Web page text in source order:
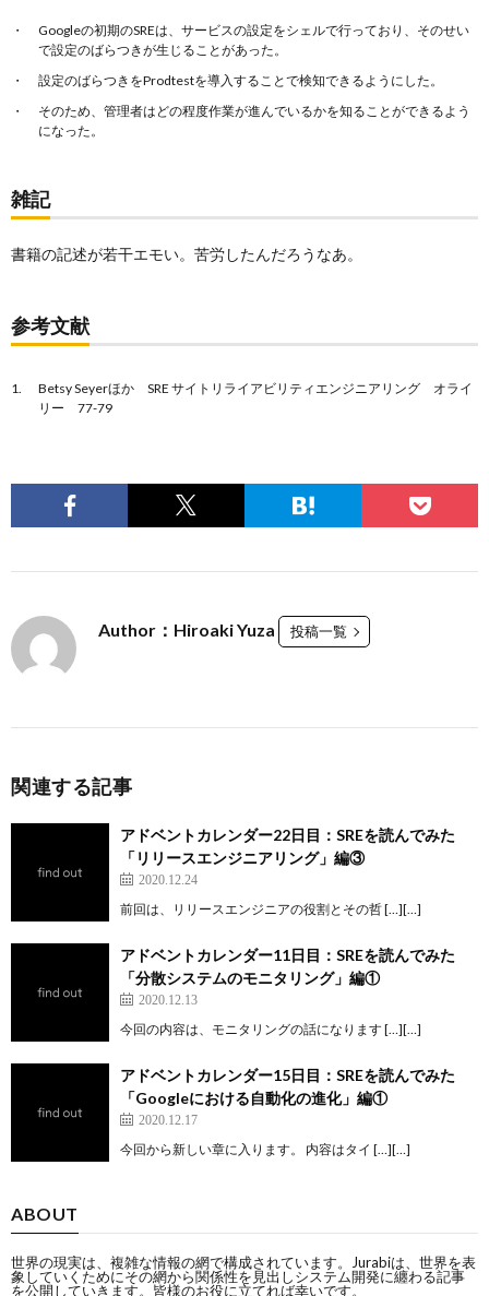
Googleの初期のSREは、サービスの設定をシェルで行っており、そのせい
で設定のばらつきが生じることがあった。
設定のばらつきをProdtestを導入することで検知できるようにした。
そのため、管理者はどの程度作業が進んでいるかを知ることができるよう
になった。
雑記
書籍の記述が若干エモい。苦労したんだろうなあ。
参考文献
Betsy Seyerほか SRE サイトリライアビリティエンジニアリング オライ
リー 77-79
Author：Hiroaki Yuza 投稿一覧
関連する記事
アドベントカレンダー22日目：SREを読んでみた
「リリースエンジニアリング」編③
2020.12.24
前回は、リリースエンジニアの役割とその哲 […][…]
アドベントカレンダー11日目：SREを読んでみた
「分散システムのモニタリング」編①
2020.12.13
今回の内容は、モニタリングの話になります […][…]
アドベントカレンダー15日目：SREを読んでみた
「Googleにおける自動化の進化」編①
2020.12.17
今回から新しい章に入ります。 内容はタイ […][…]
ABOUT
世界の現実は、複雑な情報の網で構成されています。Jurabiは、世界を表
象していくためにその網から関係性を見出しシステム開発に纏わる記事
を公開していきます。皆様のお役に立てれば幸いです。